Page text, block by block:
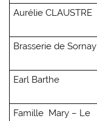
Aurélie CLAUSTRE
Brasserie de Sornay
Earl Barthe
Famille Mary – Le